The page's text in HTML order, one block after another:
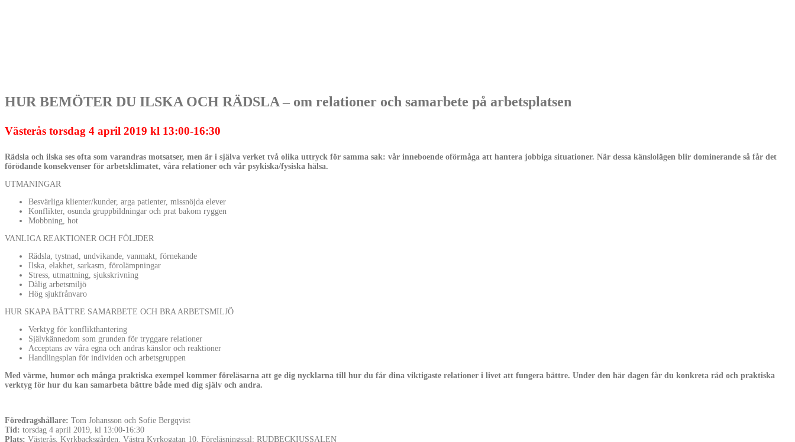
HUR BEMÖTER DU ILSKA OCH RÄDSLA – om relationer och samarbete på arbetsplatsen
Västerås torsdag 4 april 2019 kl 13:00-16:30
Rädsla och ilska ses ofta som varandras motsatser, men är i själva verket två olika uttryck för samma sak: vår inneboende oförmåga att hantera jobbiga situationer. När dessa känslolägen blir dominerande så får det
förödande konsekvenser för arbetsklimatet, våra relationer och vår psykiska/fysiska hälsa.
UTMANINGAR
Besvärliga klienter/kunder, arga patienter, missnöjda elever
Konflikter, osunda gruppbildningar och prat bakom ryggen
Mobbning, hot
VANLIGA REAKTIONER OCH FÖLJDER
Rädsla, tystnad, undvikande, vanmakt, förnekande
Ilska, elakhet, sarkasm, förolämpningar
Stress, utmattning, sjukskrivning
Dålig arbetsmiljö
Hög sjukfrånvaro
HUR SKAPA BÄTTRE SAMARBETE OCH BRA ARBETSMILJÖ
Verktyg för konflikthantering
Självkännedom som grunden för tryggare relationer
Acceptans av våra egna och andras känslor och reaktioner
Handlingsplan för individen och arbetsgruppen
Med värme, humor och många praktiska exempel kommer föreläsarna att ge dig nycklarna till hur du får dina viktigaste relationer i livet att fungera bättre. Under den här dagen får du konkreta råd och praktiska
verktyg för hur du kan samarbeta bättre både med dig själv och andra.
Föredragshållare: Tom Johansson och Sofie Bergqvist
Tid: torsdag 4 april 2019, kl 13:00-16:30
Plats: Västerås, Kyrkbacksgården, Västra Kyrkogatan 10. Föreläsningssal: RUDBECKIUSSALEN